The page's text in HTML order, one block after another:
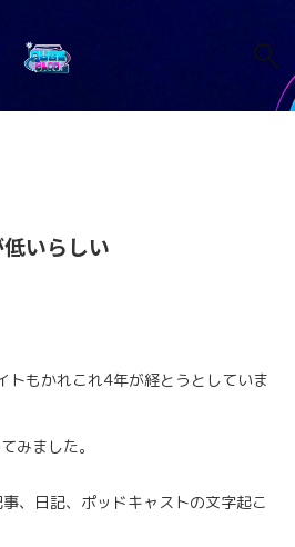
いらしい
もかれこれ4年が経とうとしていま
みました。
、日記、ポッドキャストの文字起こ